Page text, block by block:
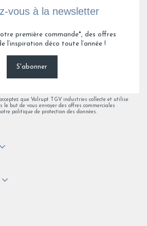
vous à la newsletter
première commande*, des offres
l’inspiration déco toute l’année !
S'abonner
que Valrupt TGV industries collecte et utilise
le but de vous envoyer des offres commerciales
politique de protection des données.